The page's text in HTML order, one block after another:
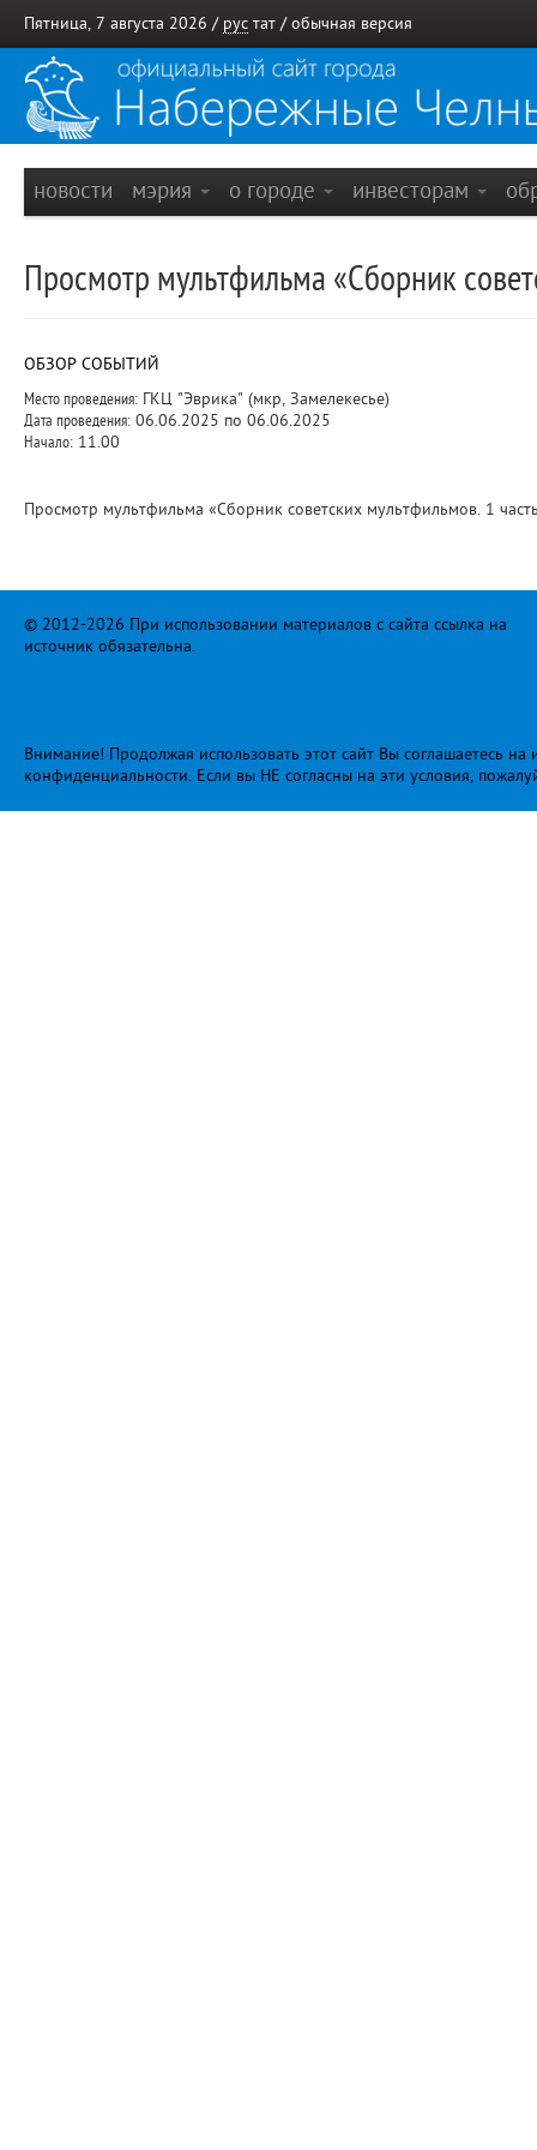
Пятница, 7 августа 2026 / рус тат / обычная версия
новости мэрия о городе инвесторам
Просмотр мультфильма «Сборник
ОБЗОР СОБЫТИЙ
Место проведения: ГКЦ "Эврика" (мкр, Замелекесье)
Дата проведения: 06.06.2025 по 06.06.2025
Начало: 11.00
Просмотр мультфильма «Сборник советских мультфильмов. 1
© 2012-2026 При использовании материалов с сайта ссылка на
источник обязательна.
Внимание! Продолжая использовать этот сайт Вы соглашаетесь
конфиденциальности. Если вы НЕ согласны на эти условия,